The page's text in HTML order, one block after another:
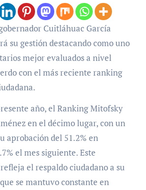
su gestión destacando como uno
mejor evaluados a nivel
con el más reciente ranking
año, el Ranking Mitofsky
en el décimo lugar, con un
aprobación del 51.2% en
el mes siguiente. Este
el respaldo ciudadano a su
se mantuvo constante en